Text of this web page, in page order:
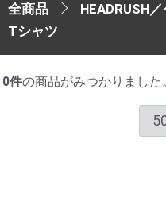
全商品
HEADRUSH
Tシャツ
0件の商品がみつかりました